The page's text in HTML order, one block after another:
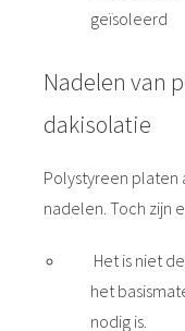
geïsoleerd
Nadelen van
dakisolatie
Polystyreen platen
nadelen. Toch zijn
Het is niet
het
nodig is.